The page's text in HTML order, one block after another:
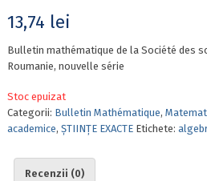
13,74 lei
Bulletin mathématique de la Société des
Roumanie, nouvelle série
Stoc epuizat
Categorii: Bulletin Mathématique,
academice, ȘTIINȚE EXACTE Etichete:
Recenzii (0)